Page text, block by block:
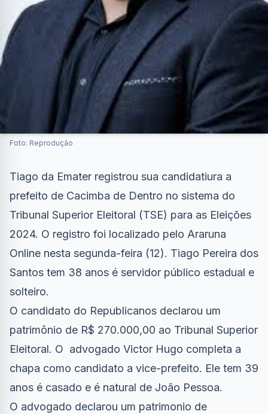
Foto: Reprodução
Tiago da Emater registrou sua candidatiura a
prefeito de Cacimba de Dentro no sistema do
Tribunal Superior Eleitoral (TSE) para as Eleições
2024. O registro foi localizado pelo Araruna
Online nesta segunda-feira (12). Tiago Pereira dos
Santos tem 38 anos é servidor público estadual e
solteiro.
O candidato do Republicanos declarou um
patrimônio de R$ 270.000,00 ao Tribunal Superior
Eleitoral. O advogado Victor Hugo completa a
chapa como candidato a vice-prefeito. Ele tem 39
anos é casado e é natural de João Pessoa.
O advogado declarou um patrimonio de